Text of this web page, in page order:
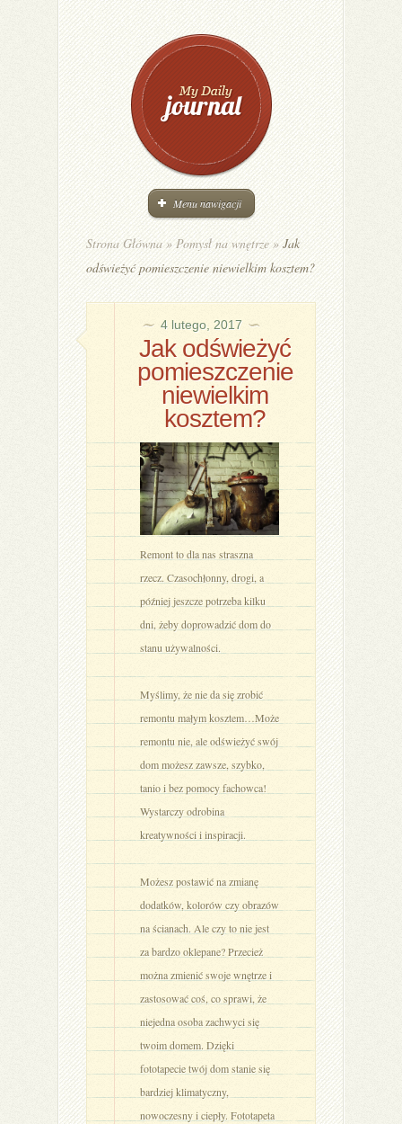
Menu nawigacji
Strona Główna » Pomysł na wnętrze »Jak
odświeżyć pomieszczenie niewielkim kosztem?
4 lutego, 2017
Jak odświeżyć
pomieszczenie
niewielkim
kosztem?
Remont to dla nas straszna
rzecz. Czasochłonny, drogi, a
później jeszcze potrzeba kilku
dni, żeby doprowadzić dom do
stanu używalności.
Myślimy, że nie da się zrobić
remontu małym kosztem…Może
remontu nie, ale odświeżyć swój
dom możesz zawsze, szybko,
tanio i bez pomocy fachowca!
Wystarczy odrobina
kreatywności i inspiracji.
Możesz postawić na zmianę
dodatków, kolorów czy obrazów
na ścianach. Ale czy to nie jest
za bardzo oklepane? Przecież
można zmienić swoje wnętrze i
zastosować coś, co sprawi, że
niejedna osoba zachwyci się
twoim domem. Dzięki
fototapecie twój dom stanie się
bardziej klimatyczny,
nowoczesny i ciepły. Fototapeta